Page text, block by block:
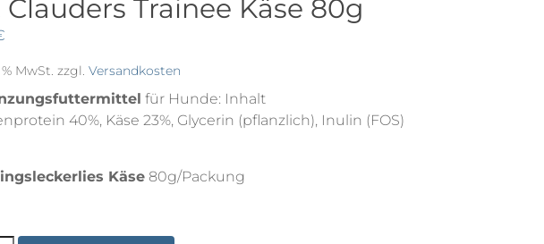
Clauders Trainee Käse 80g
MwSt. zzgl. Versandkosten
für Hunde: Inhalt
40%, Käse 23%, Glycerin (pflanzlich), Inulin (FOS)
Käse 80g/Packung